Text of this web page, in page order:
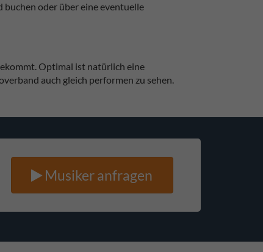
buchen oder über eine eventuelle
Optimal ist natürlich eine
auch gleich performen zu sehen.
Musiker anfragen